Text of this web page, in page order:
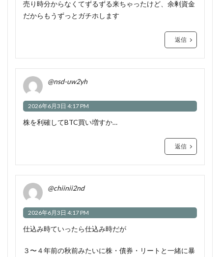
売り時分からなくてずるずる来ちゃったけど、余剰資金
だからもうずっとガチホします
返信
@nsd-uw2yh
2026年6月3日 4:17 PM
株を利確してBTC買い増すか…
返信
@chiinii2nd
2026年6月3日 4:17 PM
仕込み時ていったら仕込み時だが
３〜４年前の秋前みたいに株・債券・リートと一緒に暴